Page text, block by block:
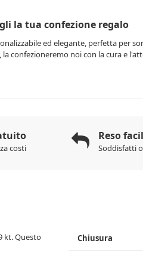
la tua confezione regalo
ed elegante, perfetta per
confezioneremo noi con la cura e
costi
Reso
Soddisfatti
kt. Questo
Chiusura